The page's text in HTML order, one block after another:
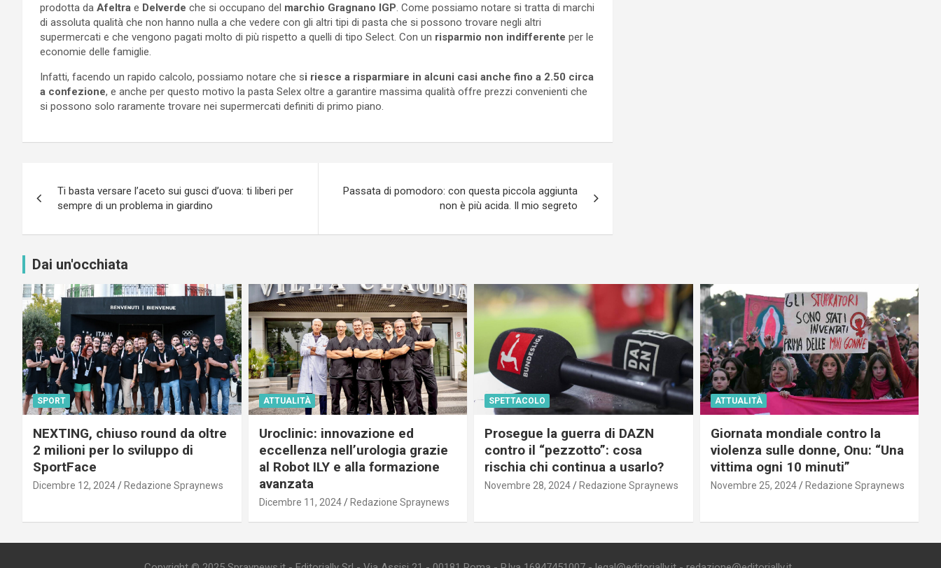
prodotta da Afeltra e Delverde che si occupano del marchio Gragnano IGP . Come possiamo notare si tratta di marchi
di assoluta qualità che non hanno nulla a che vedere con gli altri tipi di pasta che si possono trovare negli altri
supermercati e che vengono pagati molto di più rispetto a quelli di tipo Select. Con un risparmio non indifferente per le
economie delle famiglie.
Infatti, facendo un rapido calcolo, possiamo notare che si riesce a risparmiare in alcuni casi anche fino a 2.50 circa
a confezione, e anche per questo motivo la pasta Selex oltre a garantire massima qualità offre prezzi convenienti che
si possono solo raramente trovare nei supermercati definiti di primo piano.
articoli
Ti basta versare l’aceto sui gusci d’uova: ti liberi per
sempre di un problema in giardino
Passata di pomodoro: con questa piccola aggiunta
non è più acida. Il mio segreto
Dai un'occhiata
SPORT
NEXTING, chiuso round da oltre
2 milioni per lo sviluppo di
SportFace
Dicembre 12, 2024 Redazione Spraynews
ATTUALITÀ
Uroclinic: innovazione ed
eccellenza nell’urologia grazie
al Robot ILY e alla formazione
avanzata
Dicembre 11, 2024 Redazione Spraynews
SPETTACOLO
Prosegue la guerra di DAZN
contro il “pezzotto”: cosa
rischia chi continua a usarlo?
Novembre 28, 2024 Redazione Spraynews
ATTUALITÀ
Giornata mondiale contro la
violenza sulle donne, Onu: “Una
vittima ogni 10 minuti”
Novembre 25, 2024 Redazione Spraynews